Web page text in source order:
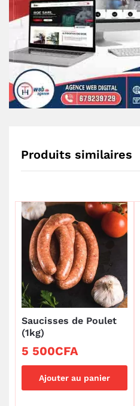
Produits similaires
Saucisses de Poulet
(1kg)
5 500CFA
Ajouter au panier